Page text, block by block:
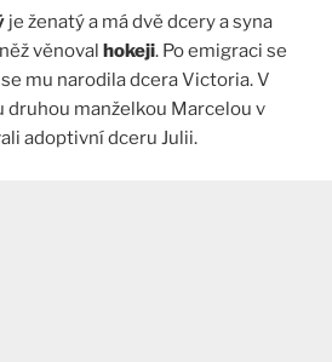
je ženatý a má dvě dcery a syna
věnoval hokeji. Po emigraci se
mu narodila dcera Victoria. V
druhou manželkou Marcelou v
adoptivní dceru Julii.